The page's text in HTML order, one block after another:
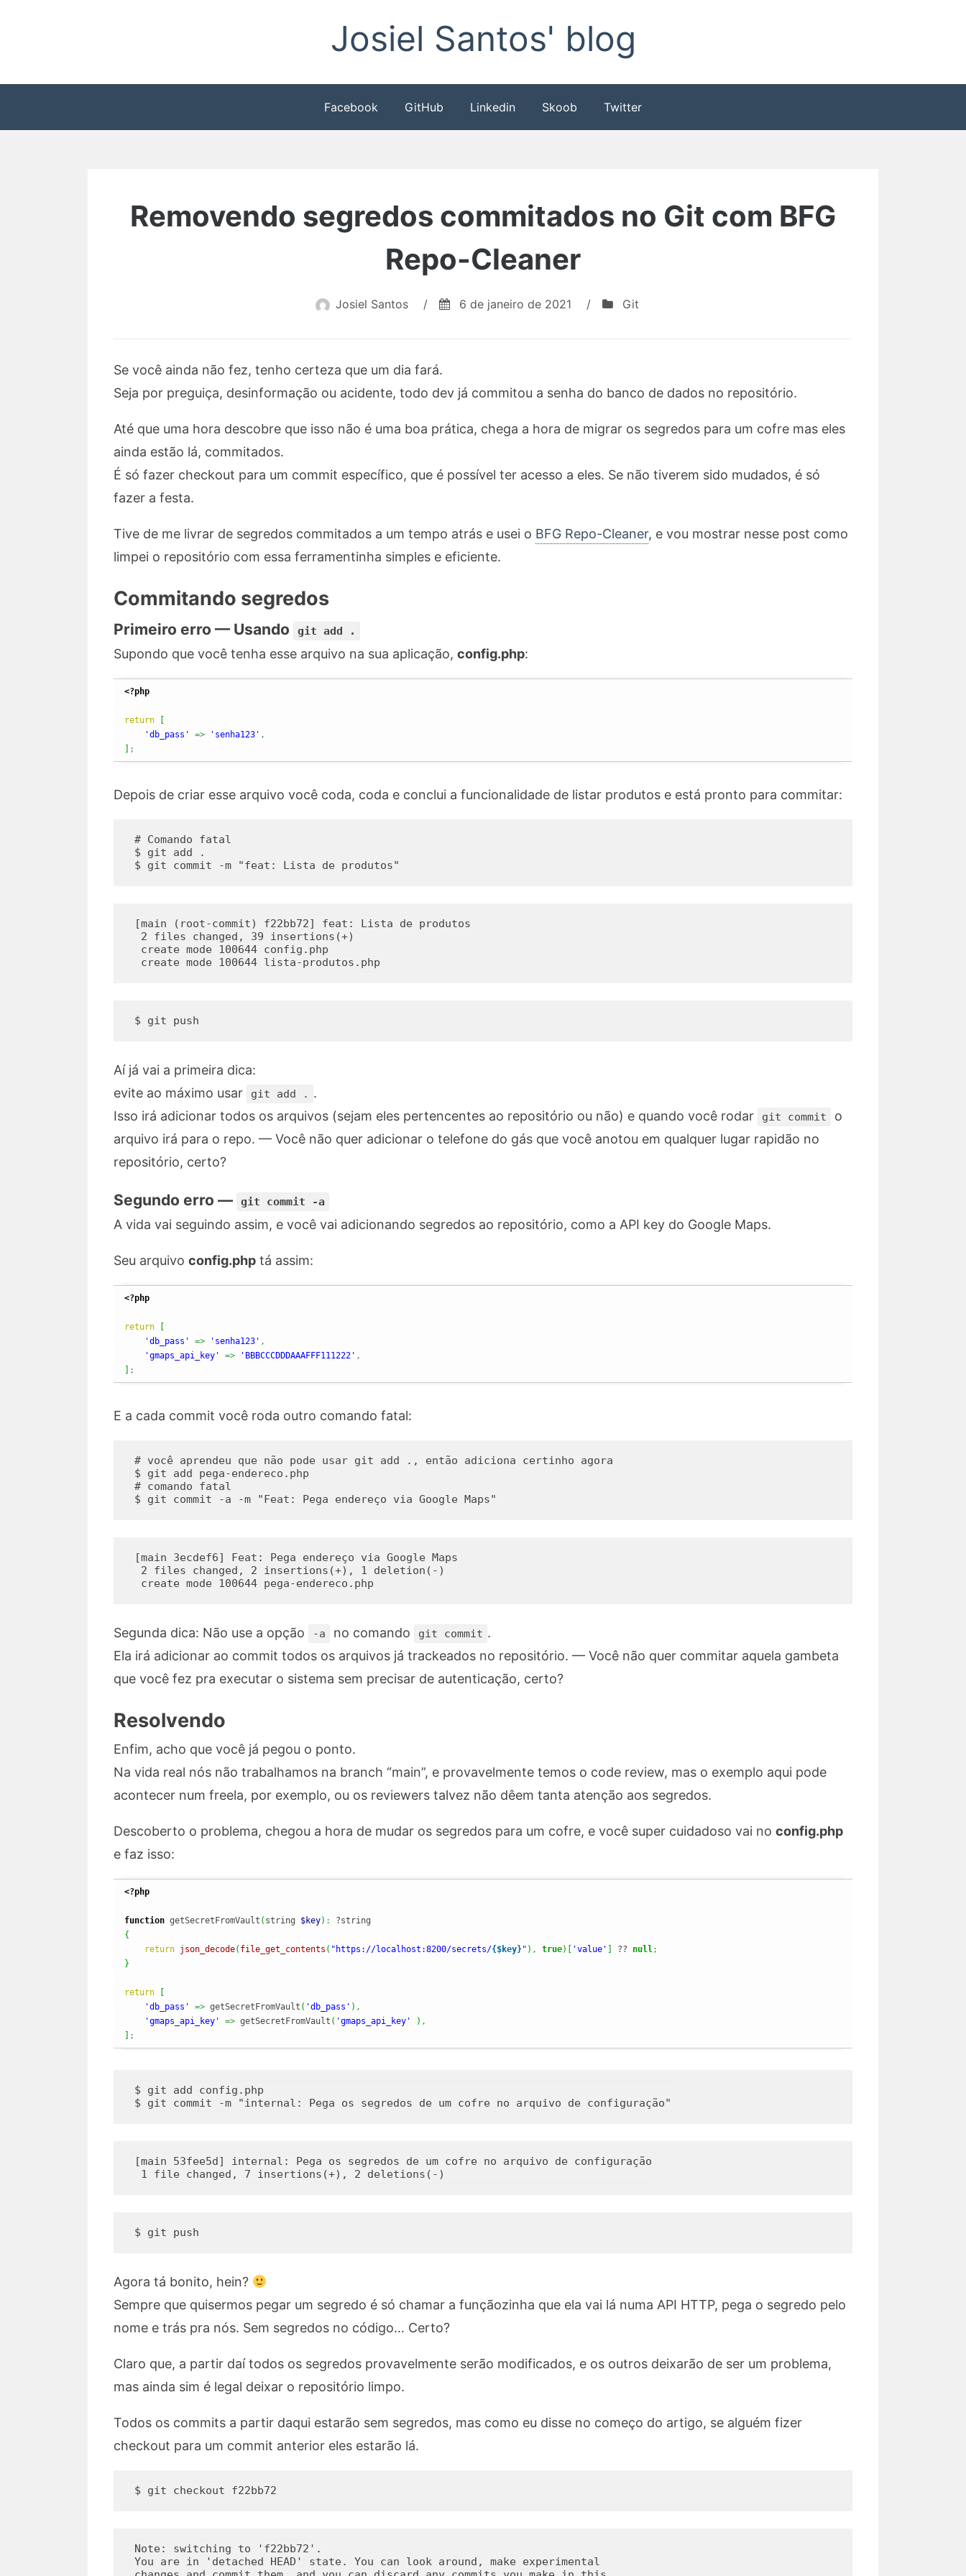
Josiel Santos' blog
Facebook GitHub Linkedin Skoob Twitter
Removendo segredos commitados no Git com BFG
Repo-Cleaner
Josiel Santos / 6 de janeiro de 2021 / Git
Se você ainda não fez, tenho certeza que um dia fará.
Seja por preguiça, desinformação ou acidente, todo dev já commitou a senha do banco de dados no repositório.
Até que uma hora descobre que isso não é uma boa prática, chega a hora de migrar os segredos para um cofre mas eles
ainda estão lá, commitados.
É só fazer checkout para um commit específico, que é possível ter acesso a eles. Se não tiverem sido mudados, é só
fazer a festa.
Tive de me livrar de segredos commitados a um tempo atrás e usei o BFG Repo-Cleaner, e vou mostrar nesse post como
limpei o repositório com essa ferramentinha simples e eficiente.
Commitando segredos
Primeiro erro — Usando git add .
Supondo que você tenha esse arquivo na sua aplicação, config.php:
<?php
return
'db_pass'
=> 'senha123' ,
;
Depois de criar esse arquivo você coda, coda e conclui a funcionalidade de listar produtos e está pronto para commitar:
# Comando fatal
$ git add .
[main (root-commit) f22bb72] feat: Lista de produtos
2 files changed, 39 insertions(+)
create mode 100644 config.php
Aí já vai a primeira dica:
evite ao máximo usar
git add . .
Isso irá adicionar todos os arquivos (sejam eles pertencentes ao repositório ou não) e quando você rodar
git commit
o
arquivo irá para o repo. — Você não quer adicionar o telefone do gás que você anotou em qualquer lugar rapidão no
repositório, certo?
Segundo erro — git commit -a
A vida vai seguindo assim, e você vai adicionando segredos ao repositório, como a API key do Google Maps.
Seu arquivo config.php tá assim:
<?php
return
'db_pass'
=> 'senha123' ,
'gmaps_api_key'
=> 'BBBCCCDDDAAAFFF111222' ,
;
E a cada commit você roda outro comando fatal:
# você aprendeu que não pode usar git add ., então adiciona certinho agora
$ git add pega-endereco.php
# comando fatal
[main 3ecdef6] Feat: Pega endereço via Google Maps
2 files changed, 2 insertions(+), 1 deletion(-)
Segunda dica: Não use a opção -a no comando git commit .
Ela irá adicionar ao commit todos os arquivos já trackeados no repositório. — Você não quer commitar aquela gambeta
que você fez pra executar o sistema sem precisar de autenticação, certo?
Resolvendo
Enfim, acho que você já pegou o ponto.
Na vida real nós não trabalhamos na branch “main”, e provavelmente temos o code review, mas o exemplo aqui pode
acontecer num freela, por exemplo, ou os reviewers talvez não dêem tanta atenção aos segredos.
Descoberto o problema, chegou a hora de mudar os segredos para um cofre, e você super cuidadoso vai no config.php
e faz isso:
<?php
function getSecretFromVault ( string $key) :
{
return json_decode( file_get_contents ( "https://localhost:8200/secrets/{$key}" ) , true) 'value' ?? null;
}
return
'db_pass'
=> getSecretFromVault ( 'db_pass' ) ,
'gmaps_api_key'
=> getSecretFromVault ( 'gmaps_api_key' ) ,
;
$ git add config.php
[main 53fee5d] internal: Pega os segredos de um cofre no arquivo de configuração
Agora tá bonito, hein?
Sempre que quisermos pegar um segredo é só chamar a funçãozinha que ela vai lá numa API HTTP, pega o segredo pelo
nome e trás pra nós. Sem segredos no código… Certo?
Claro que, a partir daí todos os segredos provavelmente serão modificados, e os outros deixarão de ser um problema,
mas ainda sim é legal deixar o repositório limpo.
Todos os commits a partir daqui estarão sem segredos, mas como eu disse no começo do artigo, se alguém fizer
checkout para um commit anterior eles estarão lá.
Note: switching to 'f22bb72'.
You are in 'detached HEAD' state. You can look around, make experimental